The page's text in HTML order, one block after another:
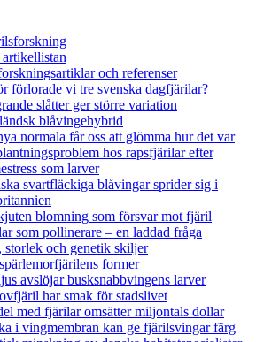
och referenser
förlorade vi tre svenska dagfjärilar?
slåtter ger större variation
blåvingehybrid
normala får oss att glömma hur det var
hos rapsfjärilar efter
som larver
svartfläckiga blåvingar sprider sig i
blomning som försvar mot fjäril
som pollinerare – en laddad fråga
storlek och genetik skiljer
former
avslöjar busksnabbvingens larver
har smak för stadslivet
med fjärilar omsätter miljontals dollar
i vingmembran kan ge fjärilsvingar färg